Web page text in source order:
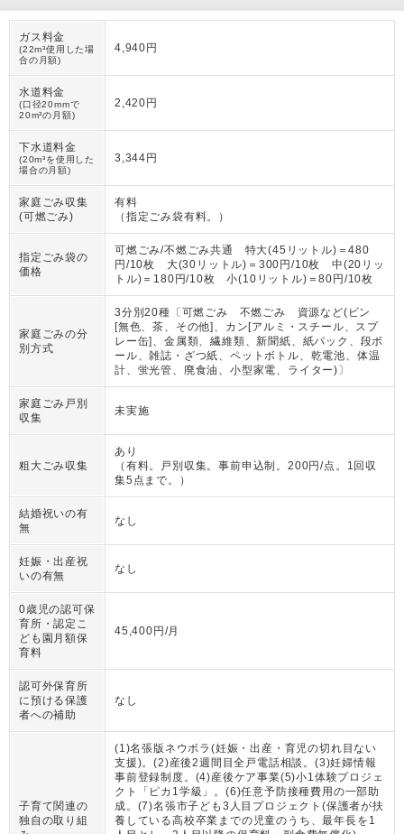
ガス料金
(22m³使用した場
合の月額)
4,940円
水道料金
(口径20mmで
20m³の月額)
2,420円
下水道料金
(20m³を使用した
場合の月額)
3,344円
家庭ごみ収集
(可燃ごみ)
有料
（ 指定ごみ袋有料。 ）
指定ごみ袋の
価格
可燃ごみ/不燃ごみ共通 特大(45リットル)＝480
円/10枚 大(30リットル)＝300円/10枚 中(20リッ
トル)＝180円/10枚 小(10リットル)＝80円/10枚
家庭ごみの分
別方式
3分別20種〔可燃ごみ 不燃ごみ 資源など(ビン
[無色、茶、その他]、カン[アルミ・スチール、スプ
レー缶]、金属類、繊維類、新聞紙、紙パック、段ボ
ール、雑誌・ざつ紙、ペットボトル、乾電池、体温
計、蛍光管、廃食油、小型家電、ライター)〕
家庭ごみ戸別
収集
未実施
粗大ごみ収集
あり
（ 有料。戸別収集。事前申込制。200円/点。1回収
集5点まで。
）
結婚祝いの有
無
なし
妊娠・出産祝
いの有無
なし
0歳児の認可保
育所・認定こ
ども園月額保
育料
45,400円/月
認可外保育所
に預ける保護
者への補助
なし
子育て関連の
独自の取り組
(1)名張版ネウボラ(妊娠・出産・育児の切れ目ない
支援)。(2)産後2週間目全戸電話相談。(3)妊婦情報
事前登録制度。(4)産後ケア事業(5)小1体験プロジェ
クト「ピカ1学級」。(6)任意予防接種費用の一部助
成。(7)名張市子ども3人目プロジェクト(保護者が扶
養している高校卒業までの児童のうち、最年長を1